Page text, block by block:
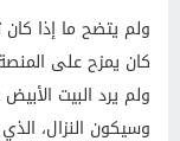
ولم يتضح ما ​إذا كان
كان يمزح على
ولم يرد البيت